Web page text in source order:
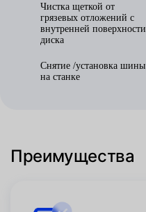
Чистка щеткой от
грязевых отложений с
внутренней поверхности
диска
Снятие /установка шины
на станке
Преимущества